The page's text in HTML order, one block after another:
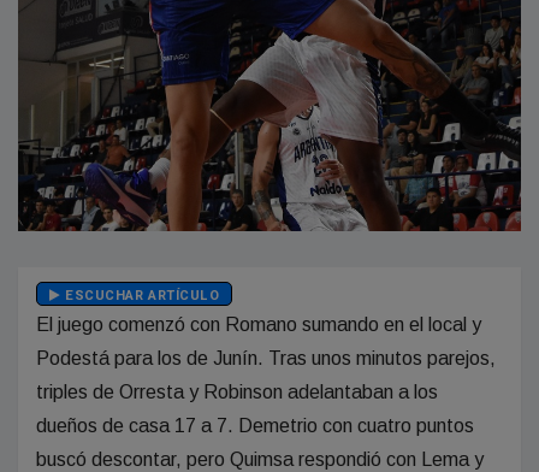
ESCUCHAR ARTÍCULO
El juego comenzó con Romano sumando en el local y
Podestá para los de Junín. Tras unos minutos parejos,
triples de Orresta y Robinson adelantaban a los
dueños de casa 17 a 7. Demetrio con cuatro puntos
buscó descontar, pero Quimsa respondió con Lema y